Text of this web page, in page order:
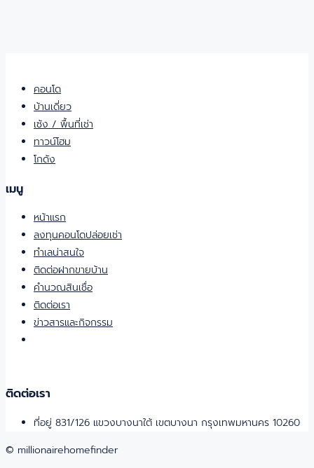
คอนโด
บ้านเดี่ยว
เซ้ง / พื้นที่เช่า
ทาวน์โฮม
โกดัง
เมนู
หน้าแรก
ลงทุนคอนโดปล่อยเช่า
ทำเลน่าสนใจ
ติดต่อฝากขายบ้าน
คำนวณสินเชื่อ
ติดต่อเรา
ข่าวสารและกิจกรรม
ติดต่อเรา
ที่อยู่ 831/126 แขวงบางนาใต้ เขตบางนา กรุงเทพมหานคร 10260
© millionairehomefinder